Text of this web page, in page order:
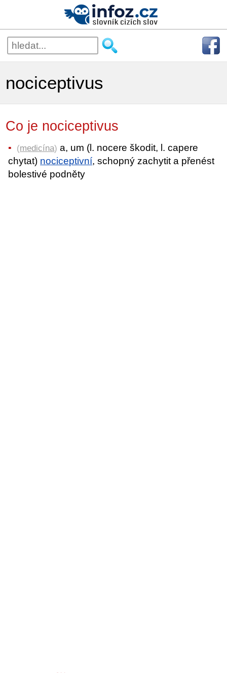
nociceptivus
Co je nociceptivus
(medicína) a, um (l. nocere škodit, l. capere
chytat) nociceptivní, schopný zachytit a přenést
bolestivé podněty